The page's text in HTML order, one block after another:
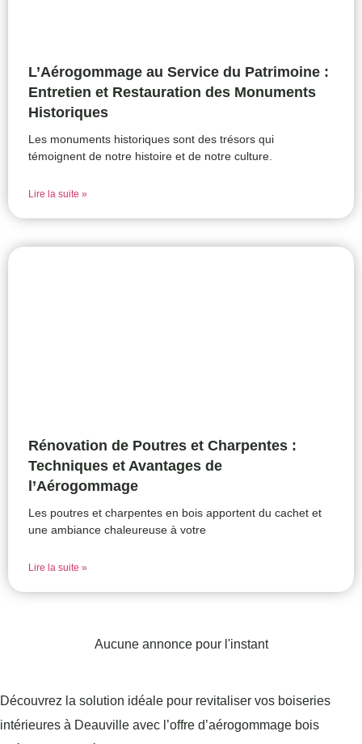
L’Aérogommage au Service du Patrimoine :
Entretien et Restauration des Monuments
Historiques
Les monuments historiques sont des trésors qui
témoignent de notre histoire et de notre culture.
Lire la suite »
Rénovation de Poutres et Charpentes :
Techniques et Avantages de
l’Aérogommage
Les poutres et charpentes en bois apportent du cachet et
une ambiance chaleureuse à votre
Lire la suite »
Aucune annonce pour l'instant
Découvrez la solution idéale pour revitaliser vos boiseries
intérieures à Deauville avec l’offre d’aérogommage bois